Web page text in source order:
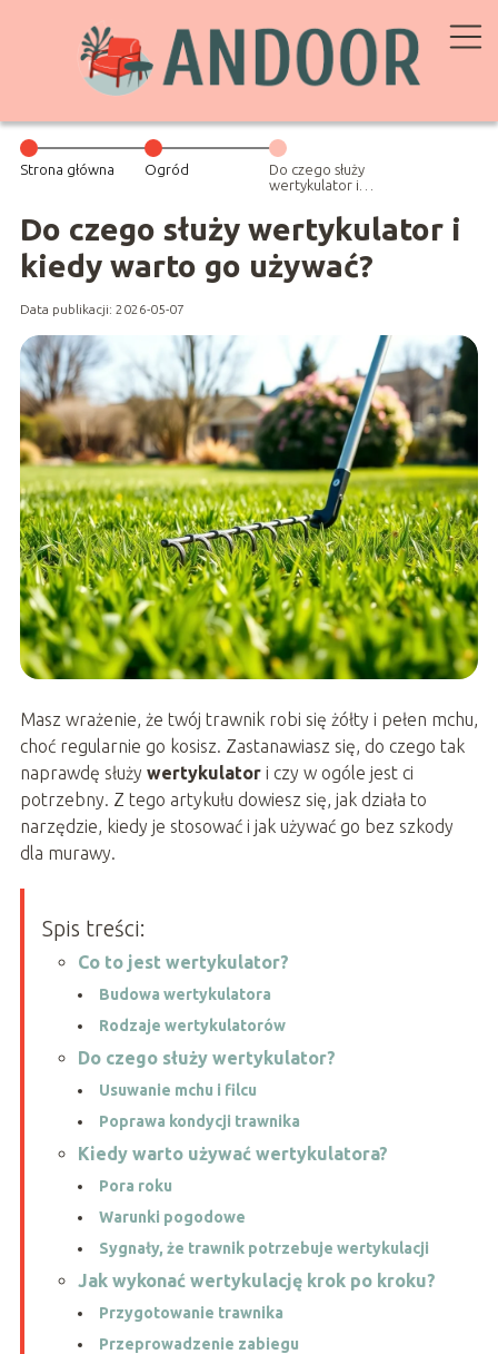
Strona główna Ogród
Do czego służy
wertykulator i
używać?
Do czego służy wertykulator i
kiedy warto go używać?
Data publikacji: 2026-05-07
Masz wrażenie, że twój trawnik robi się żółty i pełen mchu,
choć regularnie go kosisz. Zastanawiasz się, do czego tak
naprawdę służy wertykulatori czy w ogóle jest ci
potrzebny. Z tego artykułu dowiesz się, jak działa to
narzędzie, kiedy je stosować i jak używać go bez szkody
dla murawy.
Spis treści:
Co to jest wertykulator?
Budowa wertykulatora
Rodzaje wertykulatorów
Do czego służy wertykulator?
Usuwanie mchu i filcu
Poprawa kondycji trawnika
Kiedy warto używać wertykulatora?
Pora roku
Warunki pogodowe
Sygnały, że trawnik potrzebuje wertykulacji
Jak wykonać wertykulację krok po kroku?
Przygotowanie trawnika
Przeprowadzenie zabiegu